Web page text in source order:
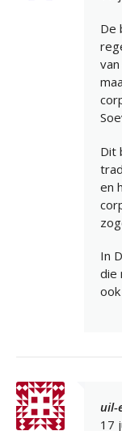
De
Dit
en
In
die
uil-
17